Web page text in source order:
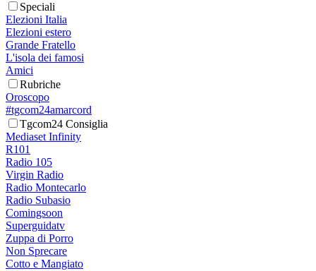
Speciali
Elezioni Italia
Elezioni estero
Grande Fratello
L'isola dei famosi
Amici
Rubriche
Oroscopo
#tgcom24amarcord
Tgcom24 Consiglia
Mediaset Infinity
R101
Radio 105
Virgin Radio
Radio Montecarlo
Radio Subasio
Comingsoon
Superguidatv
Zuppa di Porro
Non Sprecare
Cotto e Mangiato